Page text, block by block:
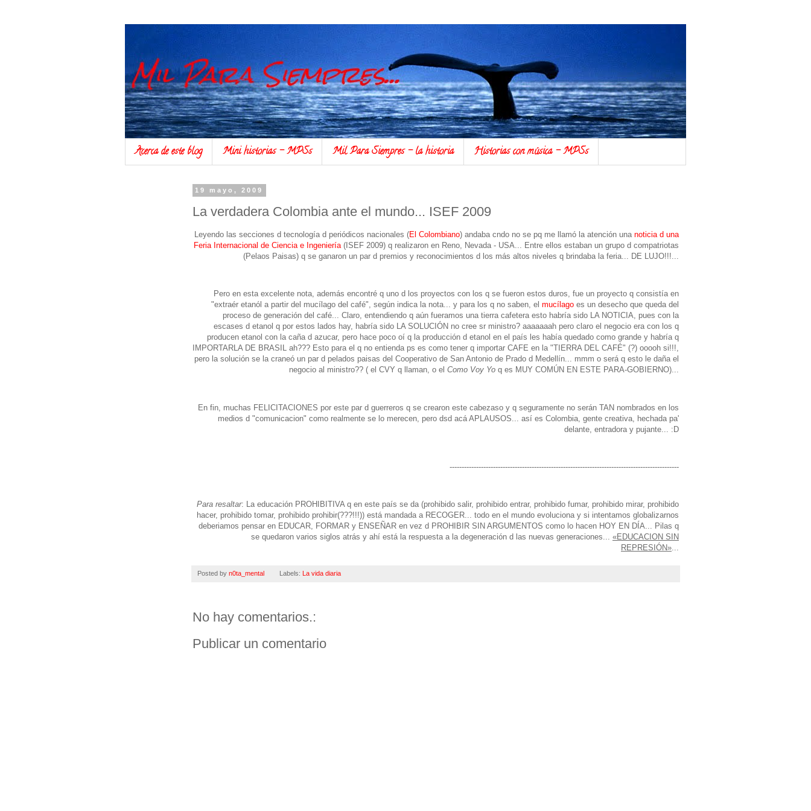
Acerca de este blog Mini historias - MPSs Mil Para Siempres - la historia Historias con música - MPSs
19 mayo, 2009
La verdadera Colombia ante el mundo... ISEF 2009
Leyendo las secciones d tecnología d periódicos nacionales (El Colombiano) andaba cndo no se pq me llamó la atención una noticia d una
Feria Internacional de Ciencia e Ingeniería (ISEF 2009) q realizaron en Reno, Nevada - USA... Entre ellos estaban un grupo d compatriotas
(Pelaos Paisas) q se ganaron un par d premios y reconocimientos d los más altos niveles q brindaba la feria... DE LUJO!!!...
Pero en esta excelente nota, además encontré q uno d los proyectos con los q se fueron estos duros, fue un proyecto q consistía en
"extraér etanól a partir del mucílago del café", según indica la nota... y para los q no saben, el mucílago es un desecho que queda del
proceso de generación del café... Claro, entendiendo q aún fueramos una tierra cafetera esto habría sido LA NOTICIA, pues con la
escases d etanol q por estos lados hay, habría sido LA SOLUCIÓN no cree sr ministro? aaaaaaah pero claro el negocio era con los q
producen etanol con la caña d azucar, pero hace poco oí q la producción d etanol en el país les había quedado como grande y habría q
IMPORTARLA DE BRASIL ah??? Esto para el q no entienda ps es como tener q importar CAFE en la "TIERRA DEL CAFÉ" (?) ooooh si!!!,
pero la solución se la craneó un par d pelados paisas del Cooperativo de San Antonio de Prado d Medellín... mmm o será q esto le daña el
negocio al ministro?? ( el CVY q llaman, o el Como Voy Yo q es MUY COMÚN EN ESTE PARA-GOBIERNO)...
En fin, muchas FELICITACIONES por este par d guerreros q se crearon este cabezaso y q seguramente no serán TAN nombrados en los
medios d "comunicacion" como realmente se lo merecen, pero dsd acá APLAUSOS... así es Colombia, gente creativa, hechada pa'
delante, entradora y pujante... :D
-----------------------------------------------------------------------------------------------
Para resaltar: La educación PROHIBITIVA q en este país se da (prohibido salir, prohibido entrar, prohibido fumar, prohibido mirar, prohibido
hacer, prohibido tomar, prohibido prohibir(???!!!)) está mandada a RECOGER... todo en el mundo evoluciona y si intentamos globalizarnos
deberiamos pensar en EDUCAR, FORMAR y ENSEÑAR en vez d PROHIBIR SIN ARGUMENTOS como lo hacen HOY EN DÍA... Pilas q
se quedaron varios siglos atrás y ahí está la respuesta a la degeneración d las nuevas generaciones... «EDUCACION SIN
REPRESIÓN»...
Posted by n0ta_mental Labels: La vida diaria
No hay comentarios.:
Publicar un comentario